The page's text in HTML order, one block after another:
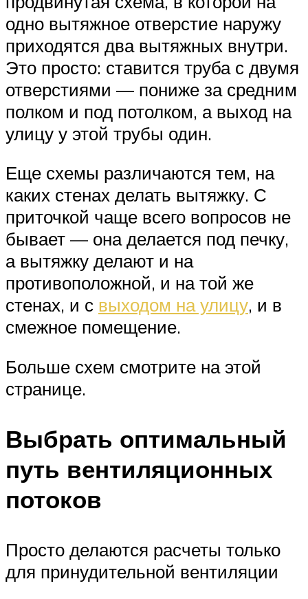
одно вытяжное отверстие наружу
приходятся два вытяжных внутри.
Это просто: ставится труба с двумя
отверстиями — пониже за средним
полком и под потолком, а выход на
улицу у этой трубы один.
Еще схемы различаются тем, на
каких стенах делать вытяжку. С
приточкой чаще всего вопросов не
бывает — она делается под печку,
а вытяжку делают и на
противоположной, и на той же
стенах, и с выходом на улицу, и в
смежное помещение.
Больше схем смотрите на этой
странице.
Выбрать оптимальный
путь вентиляционных
потоков
Просто делаются расчеты только
для принудительной вентиляции